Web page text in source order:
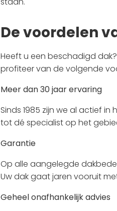
De voordelen
Heeft u een beschadigd
profiteer van de volgende
Meer dan 30 jaar ervaring
Sinds 1985 zijn we al actief
tot dé specialist op het
Garantie
Op alle aangelegde
Uw dak gaat jaren vooruit
Geheel onafhankelijk advies